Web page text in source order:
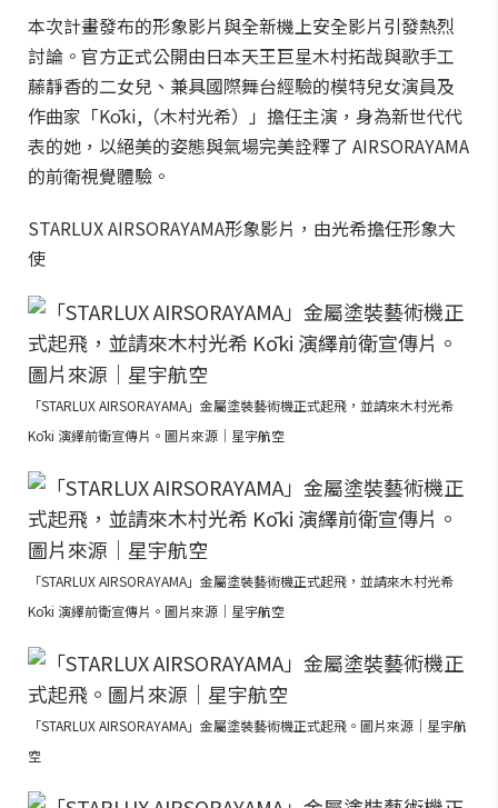
本次計畫發布的形象影片與全新機上安全影片引發熱烈
討論。官方正式公開由日本天王巨星木村拓哉與歌手工
藤靜香的二女兒、兼具國際舞台經驗的模特兒女演員及
作曲家「Kōki,（木村光希）」擔任主演，身為新世代代
表的她，以絕美的姿態與氣場完美詮釋了 AIRSORAYAMA
的前衛視覺體驗。
STARLUX AIRSORAYAMA形象影片，由光希擔任形象大
使
「STARLUX AIRSORAYAMA」金屬塗裝藝術機正式起飛，並請來木村光希
Kōki 演繹前衛宣傳片。圖片來源｜星宇航空
「STARLUX AIRSORAYAMA」金屬塗裝藝術機正式起飛，並請來木村光希
Kōki 演繹前衛宣傳片。圖片來源｜星宇航空
「STARLUX AIRSORAYAMA」金屬塗裝藝術機正式起飛。圖片來源｜星宇航
空